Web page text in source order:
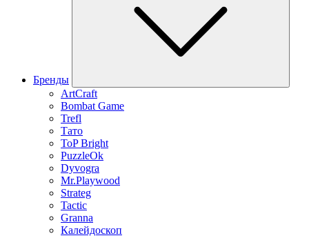
Бренды
ArtCraft
Bombat Game
Trefl
Тато
ToP Bright
PuzzleOk
Dyvogra
Mr.Playwood
Strateg
Tactic
Granna
Калейдоскоп